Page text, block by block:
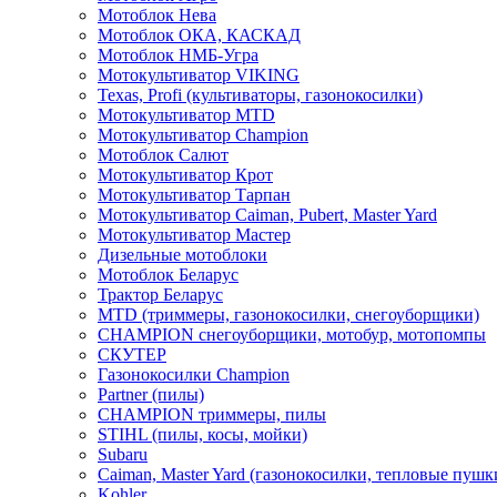
Мотоблок Нева
Мотоблок ОКА, КАСКАД
Мотоблок НМБ-Угра
Мотокультиватор VIKING
Texas, Profi (культиваторы, газонокосилки)
Мотокультиватор MTD
Мотокультиватор Champion
Мотоблок Салют
Мотокультиватор Крот
Мотокультиватор Тарпан
Мотокультиватор Caiman, Pubert, Master Yard
Мотокультиватор Мастер
Дизельные мотоблоки
Мотоблок Беларус
Трактор Беларус
MTD (триммеры, газонокосилки, снегоуборщики)
CHAMPION снегоуборщики, мотобур, мотопомпы
СКУТЕР
Газонокосилки Champion
Partner (пилы)
CHAMPION триммеры, пилы
STIHL (пилы, косы, мойки)
Subaru
Caiman, Master Yard (газонокосилки, тепловые